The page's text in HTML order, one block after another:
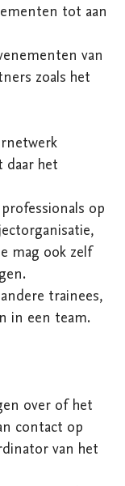
tot aan
van
zoals het
daar het
op
mag ook zelf
trainees,
in een team.
over of het
contact op
van het